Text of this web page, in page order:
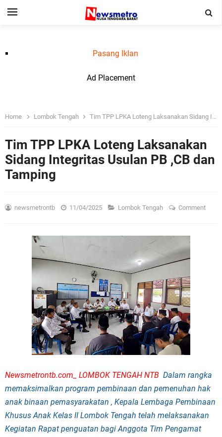
Pasang Iklan
Ad Placement
Home Lombok Tengah Tim TPP LPKA Loteng Laksanakan Sidang Integritas Usulan PB ,CB dan Tamping
Tim TPP LPKA Loteng Laksanakan
Sidang Integritas Usulan PB ,CB dan
Tamping
newsmetrontb 11/04/2025 Lombok Tengah Comment
Newsmetrontb.com_ LOMBOK TENGAH NTB Dalam rangka
memaksimalkan program pembinaan dan pemenuhan hak
anak binaan pemasyarakatan , Kepala Lembaga Pembinaan
Khusus Anak Kelas II Lombok Tengah telah melaksanakan
Kegiatan Rapat penguatan bagi Anggota Tim Pengamat